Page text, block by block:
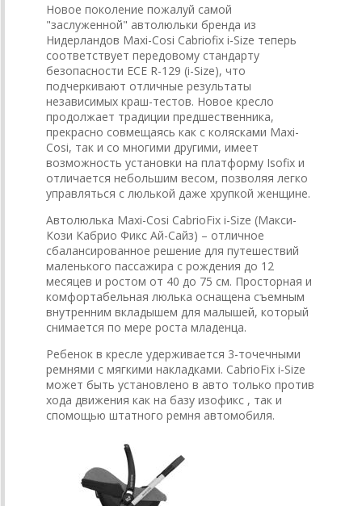
Новое поколение пожалуй самой
"заслуженной" автолюльки бренда из
Нидерландов Maxi-Cosi Cabriofix i-Size теперь
соответствует передовому стандарту
безопасности ECE R-129 (i-Size), что
подчеркивают отличные результаты
независимых краш-тестов. Новое кресло
продолжает традиции предшественника,
прекрасно совмещаясь как с колясками Maxi-
Cosi, так и со многими другими, имеет
возможность установки на платформу Isofix и
отличается небольшим весом, позволяя легко
управляться с люлькой даже хрупкой женщине.
Автолюлька Maxi-Cosi CabrioFix i-Size (Макси-
Кози Кабрио Фикс Ай-Сайз) – отличное
сбалансированное решение для путешествий
маленького пассажира с рождения до 12
месяцев и ростом от 40 до 75 см. Просторная и
комфортабельная люлька оснащена съемным
внутренним вкладышем для малышей, который
снимается по мере роста младенца.
Ребенок в кресле удерживается 3-точечными
ремнями с мягкими накладками. CabrioFix i-Size
может быть установлено в авто только против
хода движения как на базу изофикс , так и
спомощью штатного ремня автомобиля.